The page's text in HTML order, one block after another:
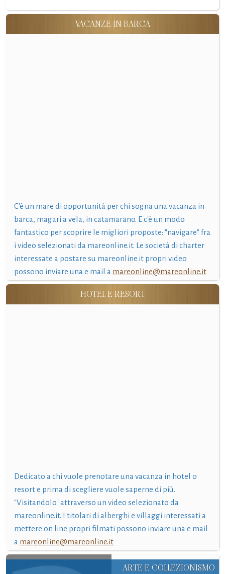
VACANZE IN BARCA
C'è un mare di opportunità per chi sogna una vacanza in
barca, magari a vela, in catamarano. E c'è un modo
fantastico per scoprire le migliori proposte: "navigare" fra
i video selezionati da mareonline.it. Le società di charter
interessate a postare su mareonline.it propri video
possono inviare una e mail a mareonline@mareonline.it
HOTEL E RESORT
Dedicato a chi vuole prenotare una vacanza in hotel o
resort e prima di scegliere vuole saperne di più.
"Visitandolo" attraverso un video selezionato da
mareonline.it. I titolari di alberghi e villaggi interessati a
mettere on line propri filmati possono inviare una e mail
a mareonline@mareonline.it
ARTE E COLLEZIONISMO